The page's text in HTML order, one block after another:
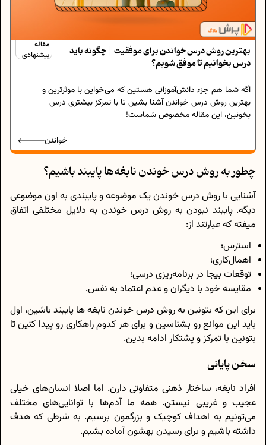
مقاله
پیشنهادی
بهترین روش درس خواندن برای موفقیت | چگونه باید
درس بخوانیم تا موفق شویم؟
اگه شما هم جزء دانش‌آموزانی هستین که می‌خواین با موثرترین و
بهترین روش درس خواندن آشنا بشین تا با تمرکز بیشتری درس
بخونین، این مقاله مخصوص شماست!
خواندن
چطور به روش درس خوندن نابغه‌ها پایبند باشیم؟
آشنایی با روش درس خوندن یک موضوعه و پایبندی به اون موضوعی
دیگه. پایبند نبودن به روش درس خوندن به دلایل مختلفی اتفاق
میفته که عبارتند از:
استرس؛
اهمال‌کاری؛
توقعات بیجا در برنامه‌ریزی درسی؛
مقایسه‌ خود با دیگران و عدم اعتماد به نفس.
برای این که بتونین به روش درس خوندن نابغه ها پایبند باشین، اول
باید این موانع رو بشناسین و برای هر کدوم راهکاری رو پیدا کنین تا
بتونین با تمرکز و پشتکار ادامه بدین.
سخن پایانی
افراد نابغه، ساختار ذهنی متفاوتی دارن. اما اصلا انسان‌های خیلی
عجیب و غریبی نیستن. همه ما آدم‌ها با توانایی‌های مختلف
می‌تونیم به اهداف کوچیک و بزرگمون برسیم. به شرطی که هدف
داشته باشیم و برای رسیدن بهشون آماده بشیم.